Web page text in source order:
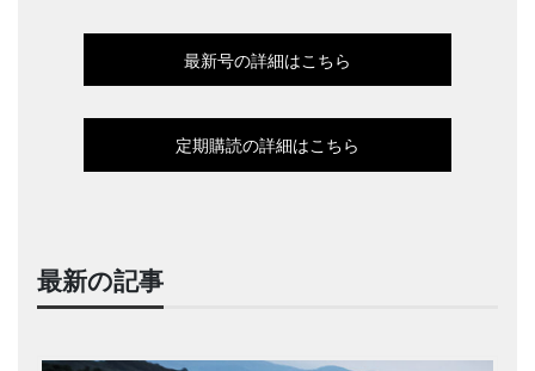
最新号の詳細はこちら
定期購読の詳細はこちら
最新の記事